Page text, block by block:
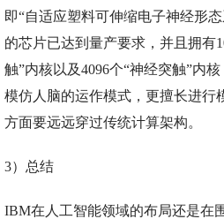
即“自适应塑料可伸缩电子神经形
的芯片已达到量产要求，并且拥有
触”内核以及4096个“神经突触”内
模仿人脑的运作模式，更擅长进行
方面要远远穿过传统计算架构。
3）总结
IBM在人工智能领域的布局还是在